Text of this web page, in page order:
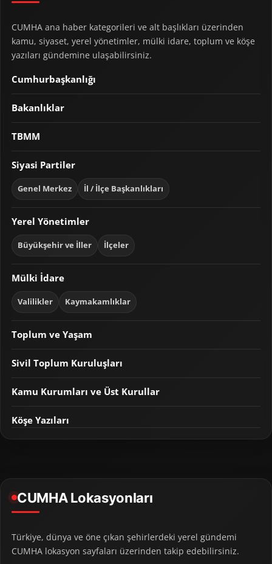
CUMHA ana haber kategorileri ve alt başlıkları üzerinden
kamu, siyaset, yerel yönetimler, mülki idare, toplum ve köşe
yazıları gündemine ulaşabilirsiniz.
Cumhurbaşkanlığı
Bakanlıklar
TBMM
Siyasi Partiler
Genel Merkez İl / İlçe Başkanlıkları
Yerel Yönetimler
Büyükşehir ve İller İlçeler
Mülki İdare
Valilikler Kaymakamlıklar
Toplum ve Yaşam
Sivil Toplum Kuruluşları
Kamu Kurumları ve Üst Kurullar
Köşe Yazıları
CUMHA Lokasyonları
Türkiye, dünya ve öne çıkan şehirlerdeki yerel gündemi
CUMHA lokasyon sayfaları üzerinden takip edebilirsiniz.